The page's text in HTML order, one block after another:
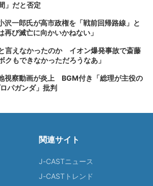
」だと否定
沢一郎氏が高市政権を「戦前回帰路線」と
び滅亡に向かいかねない」
言えなかったのか イオン爆発事故で斎藤
クもできなかっただろうなあ」
視察動画が炎上 BGM付き「総理が主役の
パガンダ」批判
関連サイト
J-CASTニュース
J-CASTトレンド